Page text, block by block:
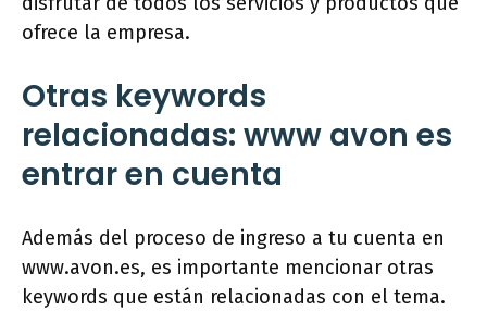
ofrece la empresa.
Otras keywords
relacionadas: www avon es
entrar en cuenta
Además del proceso de ingreso a tu cuenta en
www.avon.es, es importante mencionar otras
keywords que están relacionadas con el tema.